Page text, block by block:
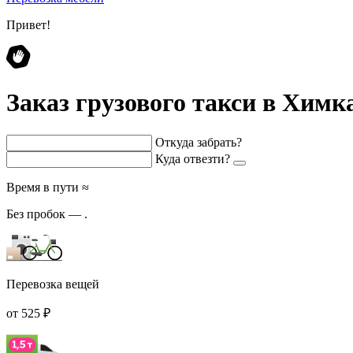
Привет!
Заказ грузового такси в
Откуда забрать?
Куда отвезти?
Время в пути ≈
Без пробок — .
Перевозка вещей
от 525 ₽